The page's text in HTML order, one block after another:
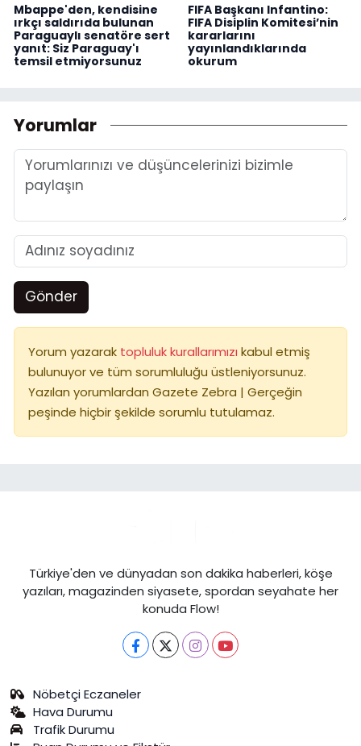
Mbappe'den, kendisine
ırkçı saldırıda bulunan
Paraguaylı senatöre sert
yanıt: Siz Paraguay'ı
temsil etmiyorsunuz
FIFA Başkanı Infantino:
FIFA Disiplin Komitesi’nin
kararlarını
yayınlandıklarında
okurum
Yorumlar
Gönder
Yorum yazarak topluluk kurallarımızı kabul etmiş
bulunuyor ve tüm sorumluluğu üstleniyorsunuz.
Yazılan yorumlardan Gazete Zebra | Gerçeğin
peşinde hiçbir şekilde sorumlu tutulamaz.
Türkiye'den ve dünyadan son dakika haberleri, köşe
yazıları, magazinden siyasete, spordan seyahate her
konuda Flow!
Nöbetçi Eczaneler
Hava Durumu
Trafik Durumu